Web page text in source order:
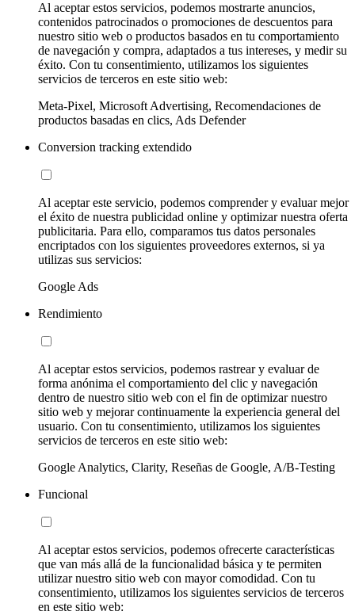
Al aceptar estos servicios, podemos mostrarte anuncios,
contenidos patrocinados o promociones de descuentos para
nuestro sitio web o productos basados en tu comportamiento
de navegación y compra, adaptados a tus intereses, y medir su
éxito. Con tu consentimiento, utilizamos los siguientes
servicios de terceros en este sitio web:
Meta-Pixel, Microsoft Advertising, Recomendaciones de
productos basadas en clics, Ads Defender
Conversion tracking extendido
Al aceptar este servicio, podemos comprender y evaluar mejor
el éxito de nuestra publicidad online y optimizar nuestra oferta
publicitaria. Para ello, comparamos tus datos personales
encriptados con los siguientes proveedores externos, si ya
utilizas sus servicios:
Google Ads
Rendimiento
Al aceptar estos servicios, podemos rastrear y evaluar de
forma anónima el comportamiento del clic y navegación
dentro de nuestro sitio web con el fin de optimizar nuestro
sitio web y mejorar continuamente la experiencia general del
usuario. Con tu consentimiento, utilizamos los siguientes
servicios de terceros en este sitio web:
Google Analytics, Clarity, Reseñas de Google, A/B-Testing
Funcional
Al aceptar estos servicios, podemos ofrecerte características
que van más allá de la funcionalidad básica y te permiten
utilizar nuestro sitio web con mayor comodidad. Con tu
consentimiento, utilizamos los siguientes servicios de terceros
en este sitio web: